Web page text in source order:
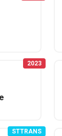
2023
STTRANS